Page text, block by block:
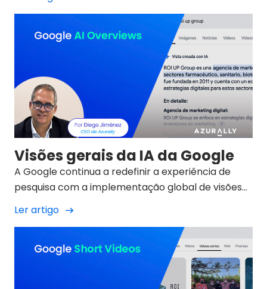
Visões gerais da IA da Google
A Google continua a redefinir a experiência de
pesquisa com a implementação global de visões
gerais de IA
Ler artigo